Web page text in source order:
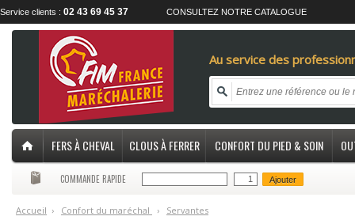
Service clients : 02 43 69 45 37 CONSULTEZ NOTRE CATALOGUE
Au service des
FERS À CHEVAL CLOUS À FERRER CONFORT DU PIED & SOIN
COMMANDE RAPIDE Ajouter
Accueil › Confort du maréchal › Servantes